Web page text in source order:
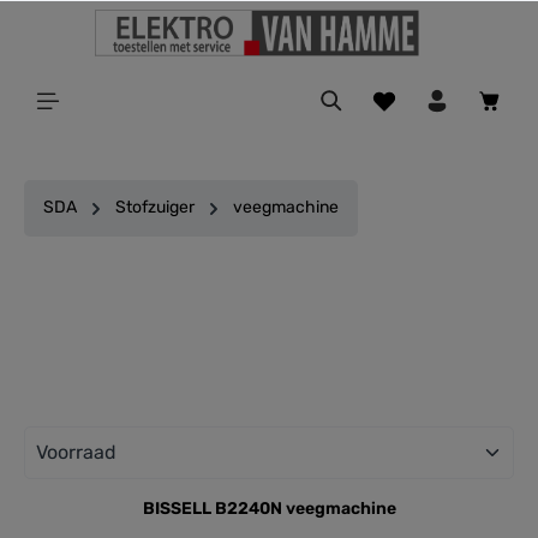
SDA Stofzuiger veegmachine
BISSELL B2240N veegmachine